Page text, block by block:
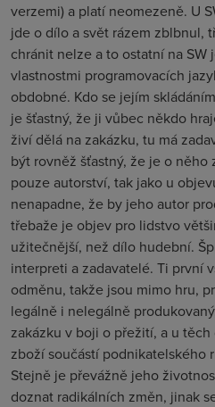
verzemi) a platí neomezeně. U
jde o dílo a svět rázem zblbnul,
chránit nelze a to ostatní na SW
vlastnostmi programovacích
obdobné. Kdo se jejím
je šťastný, že ji vůbec někdo
živí dělá na zakázku, tu má
být rovněž šťastný, že je o něho
pouze autorství, tak jako u
nenapadne, že by jeho autor
třebaže je objev pro lidstvo
užitečnější, než dílo hudební.
interpreti a zadavatelé. Ti první
odměnu, takže jsou mimo hru,
legálně i nelegálně
zakázku v boji o přežití, a u
zboží součástí podnikatelského
Stejně je převážně jeho
doznat radikálních změn, jinak